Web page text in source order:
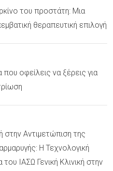
του προστάτη: Μια
θεραπευτική επιλογή
οφείλεις να ξέρεις για
Αντιμετώπιση της
Η Τεχνολογική
ΙΑΣΩ Γενική Κλινική στην